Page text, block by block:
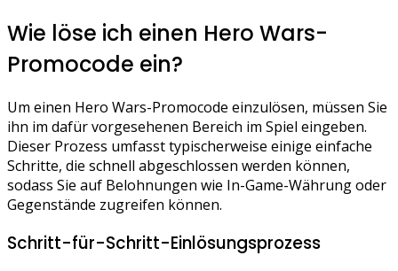
Wie löse ich einen Hero Wars-
Promocode ein?
Um einen Hero Wars-Promocode einzulösen, müssen Sie
ihn im dafür vorgesehenen Bereich im Spiel eingeben.
Dieser Prozess umfasst typischerweise einige einfache
Schritte, die schnell abgeschlossen werden können,
sodass Sie auf Belohnungen wie In-Game-Währung oder
Gegenstände zugreifen können.
Schritt-für-Schritt-Einlösungsprozess